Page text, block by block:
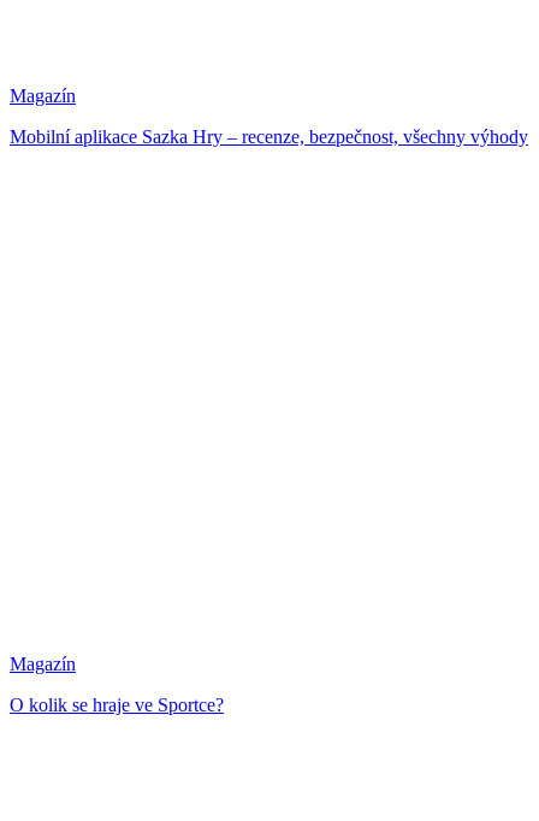
Magazín
Mobilní aplikace Sazka Hry – recenze, bezpečnost, všechny výhody
Magazín
O kolik se hraje ve Sportce?